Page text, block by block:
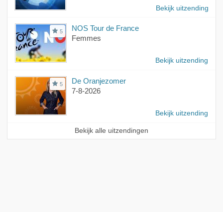
Bekijk uitzending
5
NOS Tour de France
Femmes
Bekijk uitzending
5
De Oranjezomer
7-8-2026
Bekijk uitzending
Bekijk alle uitzendingen